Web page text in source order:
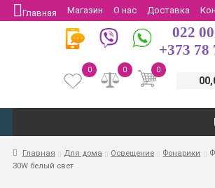
Главная Магазин О нас Доставка
Защита потребителей
Возврат
022
+373 78
0
0
0
Главная Для дома Освещение Фонарики
30W белый свет